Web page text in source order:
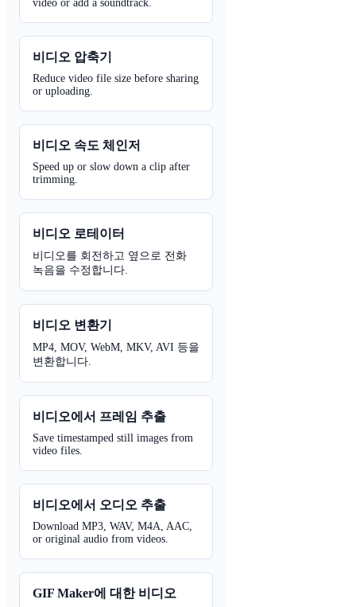
video or add a soundtrack.
비디오 압축기
Reduce video file size before sharing
or uploading.
비디오 속도 체인저
Speed up or slow down a clip after
trimming.
비디오 로테이터
비디오를 회전하고 옆으로 전화
녹음을 수정합니다.
비디오 변환기
MP4, MOV, WebM, MKV, AVI 등을
변환합니다.
비디오에서 프레임 추출
Save timestamped still images from
video files.
비디오에서 오디오 추출
Download MP3, WAV, M4A, AAC,
or original audio from videos.
GIF Maker에 대한 비디오